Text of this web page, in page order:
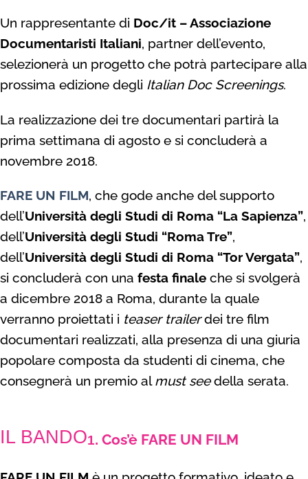
Un rappresentante di Doc/it – Associazione
Documentaristi Italiani, partner dell’evento,
selezionerà un progetto che potrà partecipare alla
prossima edizione degli Italian Doc Screenings.
La realizzazione dei tre documentari partirà la
prima settimana di agosto e si concluderà a
novembre 2018.
FARE UN FILM, che gode anche del supporto
dell’Università degli Studi di Roma “La Sapienza”,
dell’Università degli Studi “Roma Tre”,
dell’Università degli Studi di Roma “Tor Vergata”,
si concluderà con una festa finale che si svolgerà
a dicembre 2018 a Roma, durante la quale
verranno proiettati i teaser trailerdei tre film
documentari realizzati, alla presenza di una giuria
popolare composta da studenti di cinema, che
consegnerà un premio almust seedella serata.
IL BANDO1. Cos’è FARE UN FILM